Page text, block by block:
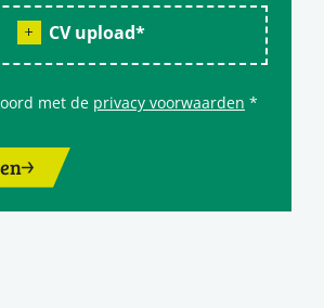
CV upload*
met de privacy voorwaarden *